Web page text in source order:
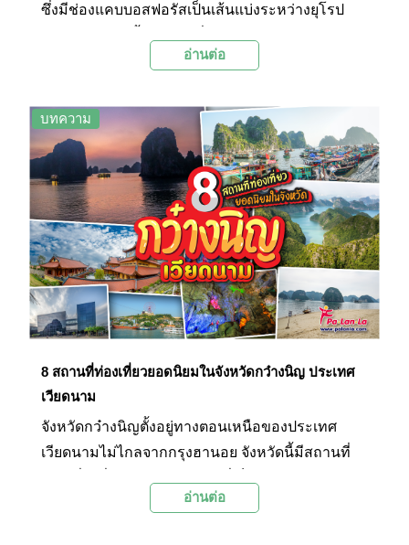
ซึ่งมีช่องแคบบอสฟอรัสเป็นเส้นแบ่งระหว่างยุโรป
ประวัติศาสตร์ความเป็นมานับพันๆ ปี จึงไม่น่าแปลก
สถาปัตยกรรมเก่าแก่และงดงามทรงคุณค่ามากมาย
ที่บอกเล่าเรื่องราวความเป็นยุโรปและเอเชียจากอดีต
จนถึงปัจจุบัน Palanla จะพาไปชม 8 สถานที่ท่อง
เที่ยวยอดนิยมในเมืองอิสตันบูลที่หากมีโอกาสไป
เยือนประเทศตุรกีไม่ควรพลาด
อ่านต่อ
บทความ
8 สถานที่ท่องเที่ยวยอดนิยมในจังหวัดกว๋างนิญ ประเทศ
เวียดนาม
จังหวัดกว๋างนิญตั้งอยู่ทางตอนเหนือของประเทศ
เวียดนามไม่ไกลจากกรุงฮานอย จังหวัดนี้มีสถานที่
อันอุดมสมบูรณ์และทิวทัศน์ของท้องทะเลที่สวยงาม
อ่านต่อ